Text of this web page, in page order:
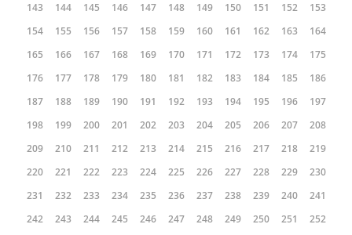
143
144 145 146 147 148 149 150 151 152
153
154
155 156 157 158 159 160 161 162 163
164
165
166 167 168 169 170 171 172 173 174
175
176
177 178 179 180 181 182 183 184 185
186
187
188 189 190 191 192 193 194 195 196
197
198
199 200 201 202 203 204 205 206 207
208
209
210 211 212 213 214 215 216 217 218
219
220
221 222 223 224 225 226 227 228 229
230
231
232 233 234 235 236 237 238 239 240
241
242
243 244 245 246 247 248 249 250 251
252